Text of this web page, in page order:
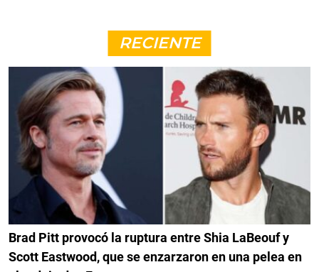
RECIENTE
Brad Pitt provocó la ruptura entre Shia LaBeouf y
Scott Eastwood, que se enzarzaron en una pelea en